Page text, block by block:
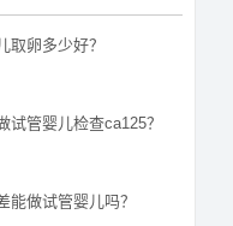
取卵多少好？
试管婴儿检查ca125？
能做试管婴儿吗？